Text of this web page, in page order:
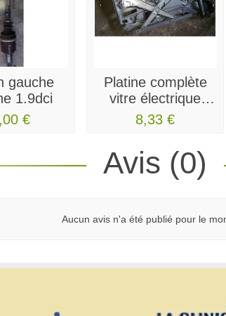
gauche
1.9dci
€
Platine complète
vitre électrique
laguna
8,33 €
Avis (0)
Aucun avis n'a été publié pour le